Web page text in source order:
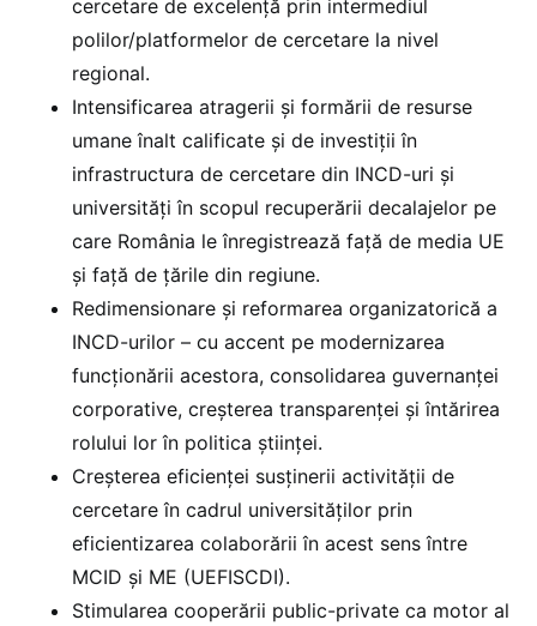
cercetare de excelență prin intermediul
polilor/platformelor de cercetare la nivel
regional.
Intensificarea atragerii și formării de resurse
umane înalt calificate și de investiții în
infrastructura de cercetare din INCD-uri și
universități în scopul recuperării decalajelor pe
care România le înregistrează față de media UE
și față de țările din regiune.
Redimensionare și reformarea organizatorică a
INCD-urilor – cu accent pe modernizarea
funcționării acestora, consolidarea guvernanței
corporative, creșterea transparenței și întărirea
rolului lor în politica științei.
Creșterea eficienței susținerii activității de
cercetare în cadrul universităților prin
eficientizarea colaborării în acest sens între
MCID și ME (UEFISCDI).
Stimularea cooperării public-private ca motor al